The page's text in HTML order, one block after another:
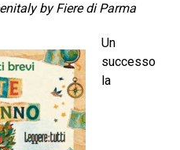
by Fiere di Parma
Un
successo
la